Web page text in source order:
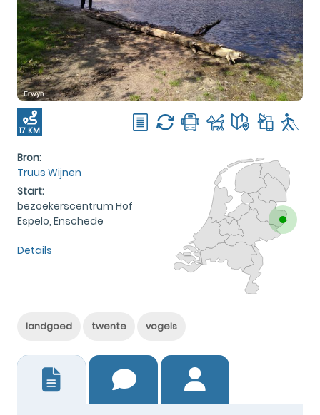
17 KM
Bron:
Truus Wijnen
Start:
bezoekerscentrum Hof
Espelo, Enschede
Details
landgoed twente vogels